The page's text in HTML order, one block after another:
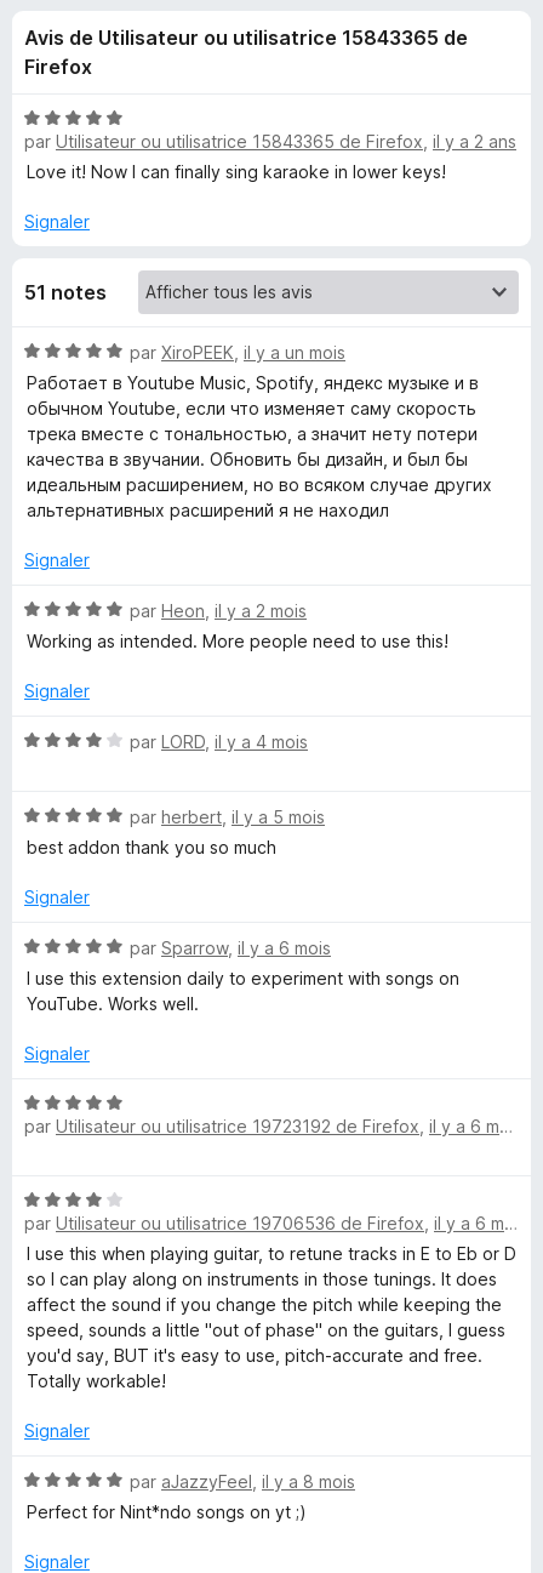
a
u
r
e
f
u
e
s
p
o
u
r
S
p
e
e
d
-
i
t
c
h
c
h
a
n
g
e
r
Avis de Utilisateur ou utilisatrice 15843365 de
Firefox
N
o
t
5
r
par Utilisateur ou utilisatrice 15843365 de Firefox il y a 2 ans
Love it! Now I can finally sing karaoke in lower keys!
Signaler
51 notes
N
o
t
é
5
s
u
5
par XiroPEEK il y a un mois
Работает в Youtube Music, Spotify, яндекс музыке и в
обычном Youtube, если что изменяет саму скорость
трека вместе с тональностью, а значит нету потери
качества в звучании. Обновить бы дизайн, и был бы
идеальным расширением, но во всяком случае других
альтернативных расширений я не находил
Signaler
N
o
é
s
5
par Heon il y a 2 mois
Working as intended. More people need to use this!
Signaler
N
é
4
u
5
par LORD il y a 4 mois
N
o
é
s
u
r
par herbert il y a 5 mois
best addon thank you so much
Signaler
N
o
t
5
u
r
par Sparrow, il y a 6 mois
I use this extension daily to experiment with songs on
YouTube. Works well.
Signaler
N
o
5
s
u
r
5
par Utilisateur ou utilisatrice 19723192 de Firefox il y a 6 mois
N
o
t
é
4
s
u
r
par Utilisateur ou utilisatrice 19706536 de Firefox il y a 6 mois
I use this when playing guitar, to retune tracks in E to Eb or D
so I can play along on instruments in those tunings. It does
affect the sound if you change the pitch while keeping the
speed, sounds a little "out of phase" on the guitars, I guess
you'd say, BUT it's easy to use, pitch-accurate and free.
Totally workable!
Signaler
N
o
é
par aJazzyFeel il y a 8 mois
Perfect for Nint*ndo songs on yt ;)
Signaler